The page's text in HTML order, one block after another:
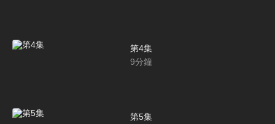
第4集
9分鐘
第5集